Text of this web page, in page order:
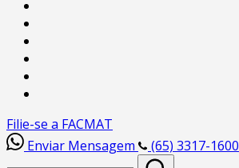
Filie-se a FACMAT
Enviar Mensagem
(65) 3317-1600